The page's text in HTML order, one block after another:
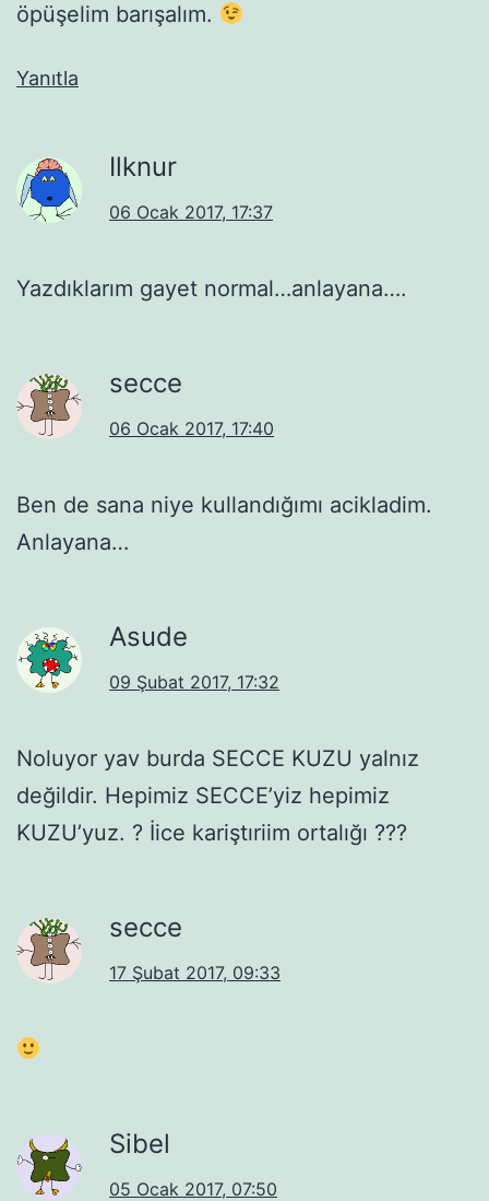
öpüşelim barışalım.
Yanıtla
Ilknur
06 Ocak 2017, 17:37
Yazdıklarım gayet normal…anlayana….
secce
06 Ocak 2017, 17:40
Ben de sana niye kullandığımı acikladim.
Anlayana…
Asude
09 Şubat 2017, 17:32
Noluyor yav burda SECCE KUZU yalnız
değildir. Hepimiz SECCE’yiz hepimiz
KUZU’yuz. ? İice kariştıriim ortalığı ???
secce
17 Şubat 2017, 09:33
Sibel
05 Ocak 2017, 07:50